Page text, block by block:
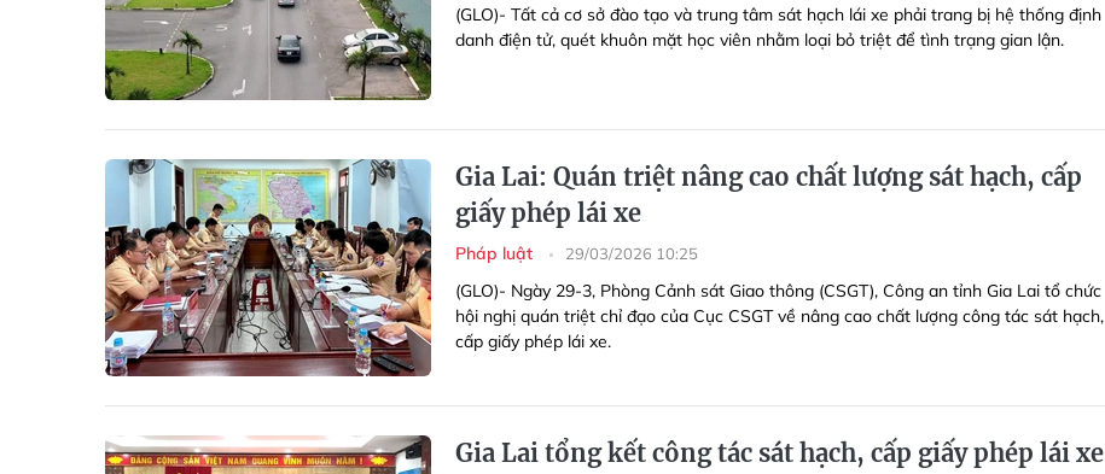
(GLO)- Tất cả cơ sở đào tạo và trung tâm sát hạch lái xe phải trang bị hệ thống định
danh điện tử, quét khuôn mặt học viên nhằm loại bỏ triệt để tình trạng gian lận.
Gia Lai: Quán triệt nâng cao chất lượng sát hạch, cấp
giấy phép lái xe
Pháp luật 29/03/2026 10:25
(GLO)- Ngày 29-3, Phòng Cảnh sát Giao thông (CSGT), Công an tỉnh Gia Lai tổ chức
hội nghị quán triệt chỉ đạo của Cục CSGT về nâng cao chất lượng công tác sát hạch,
cấp giấy phép lái xe.
Gia Lai tổng kết công tác sát hạch, cấp giấy phép lái xe